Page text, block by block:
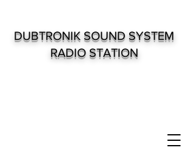
DUBTRONIK SOUND SYSTEM
RADIO STATION